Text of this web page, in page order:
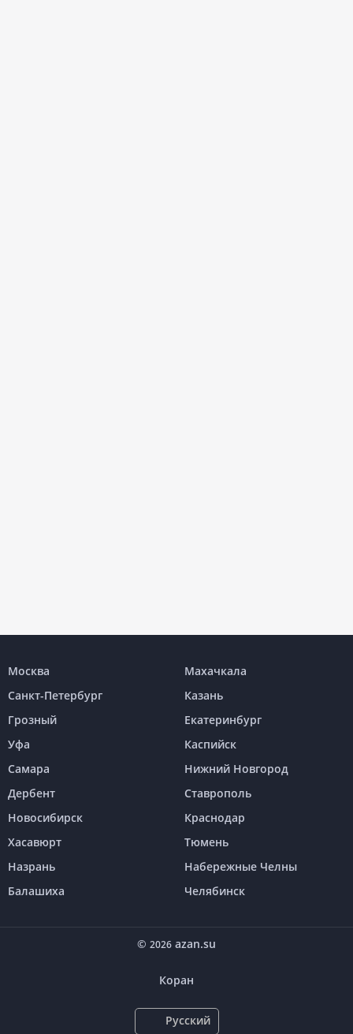
Москва
Махачкала
Санкт-Петербург
Казань
Грозный
Екатеринбург
Уфа
Каспийск
Самара
Нижний Новгород
Дербент
Ставрополь
Новосибирск
Краснодар
Хасавюрт
Тюмень
Назрань
Набережные Челны
Балашиха
Челябинск
© 2026 azan.su
Коран
Русский